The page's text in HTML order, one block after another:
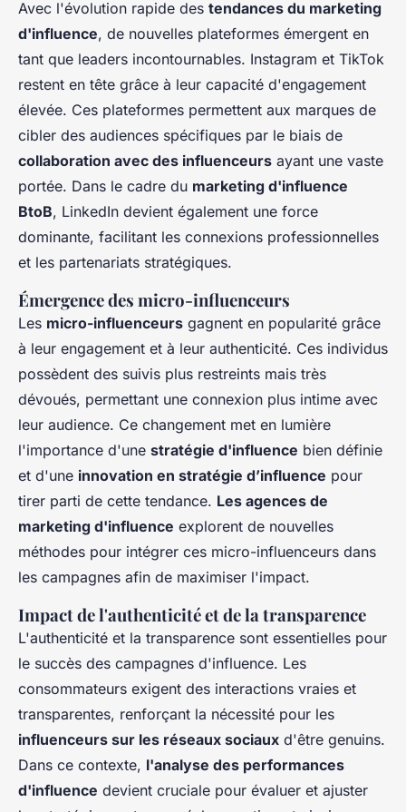
Avec l'évolution rapide des tendances du marketing
d'influence, de nouvelles plateformes émergent en
tant que leaders incontournables. Instagram et TikTok
restent en tête grâce à leur capacité d'engagement
élevée. Ces plateformes permettent aux marques de
cibler des audiences spécifiques par le biais de
collaboration avec des influenceurs ayant une vaste
portée. Dans le cadre du marketing d'influence
BtoB, LinkedIn devient également une force
dominante, facilitant les connexions professionnelles
et les partenariats stratégiques.
Émergence des micro-influenceurs
Les micro-influenceurs gagnent en popularité grâce
à leur engagement et à leur authenticité. Ces individus
possèdent des suivis plus restreints mais très
dévoués, permettant une connexion plus intime avec
leur audience. Ce changement met en lumière
l'importance d'une stratégie d'influence bien définie
et d'une innovation en stratégie d’influence pour
tirer parti de cette tendance. Les agences de
marketing d'influence explorent de nouvelles
méthodes pour intégrer ces micro-influenceurs dans
les campagnes afin de maximiser l'impact.
Impact de l'authenticité et de la transparence
L'authenticité et la transparence sont essentielles pour
le succès des campagnes d'influence. Les
consommateurs exigent des interactions vraies et
transparentes, renforçant la nécessité pour les
influenceurs sur les réseaux sociaux d'être genuins.
Dans ce contexte, l'analyse des performances
d'influence devient cruciale pour évaluer et ajuster